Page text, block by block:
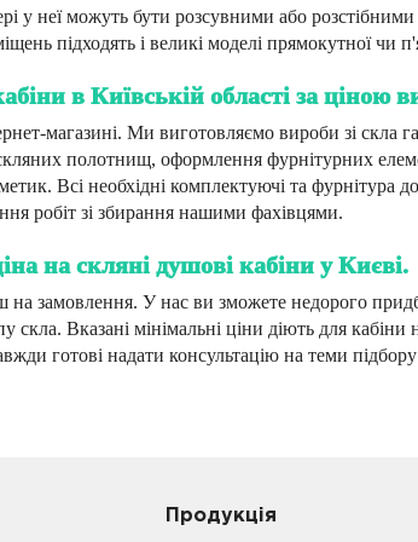
у неї можуть бути розсувними або
підходять і великі моделі прямокутної чи
в Київській області за ціною
магазині. Ми виготовляємо вироби зі скла
полотнищ, оформлення фурнітурних
Всі необхідні комплектуючі та
робіт зі збирання нашими фахівцями.
на скляні душові кабіни у Києві.
замовлення. У нас ви зможете недорого
скла. Вказані мінімальні ціни діють для
готові надати консультацію на теми
Продукцiя